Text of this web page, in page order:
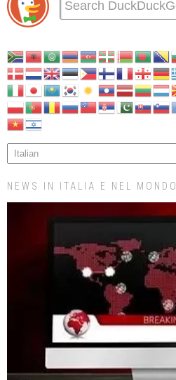
NEWS IN ITALIA E NEL MONDO